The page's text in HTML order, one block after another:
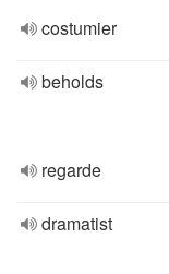
costumier
beholds
regarde
dramatist